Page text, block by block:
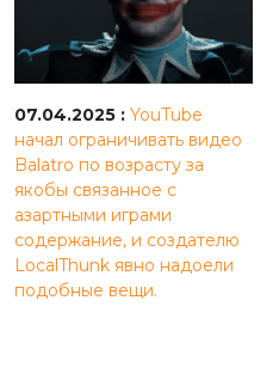
07.04.2025 : YouTube
начал ограничивать видео
Balatro по возрасту за
якобы связанное с
азартными играми
содержание, и создателю
LocalThunk явно надоели
подобные вещи.